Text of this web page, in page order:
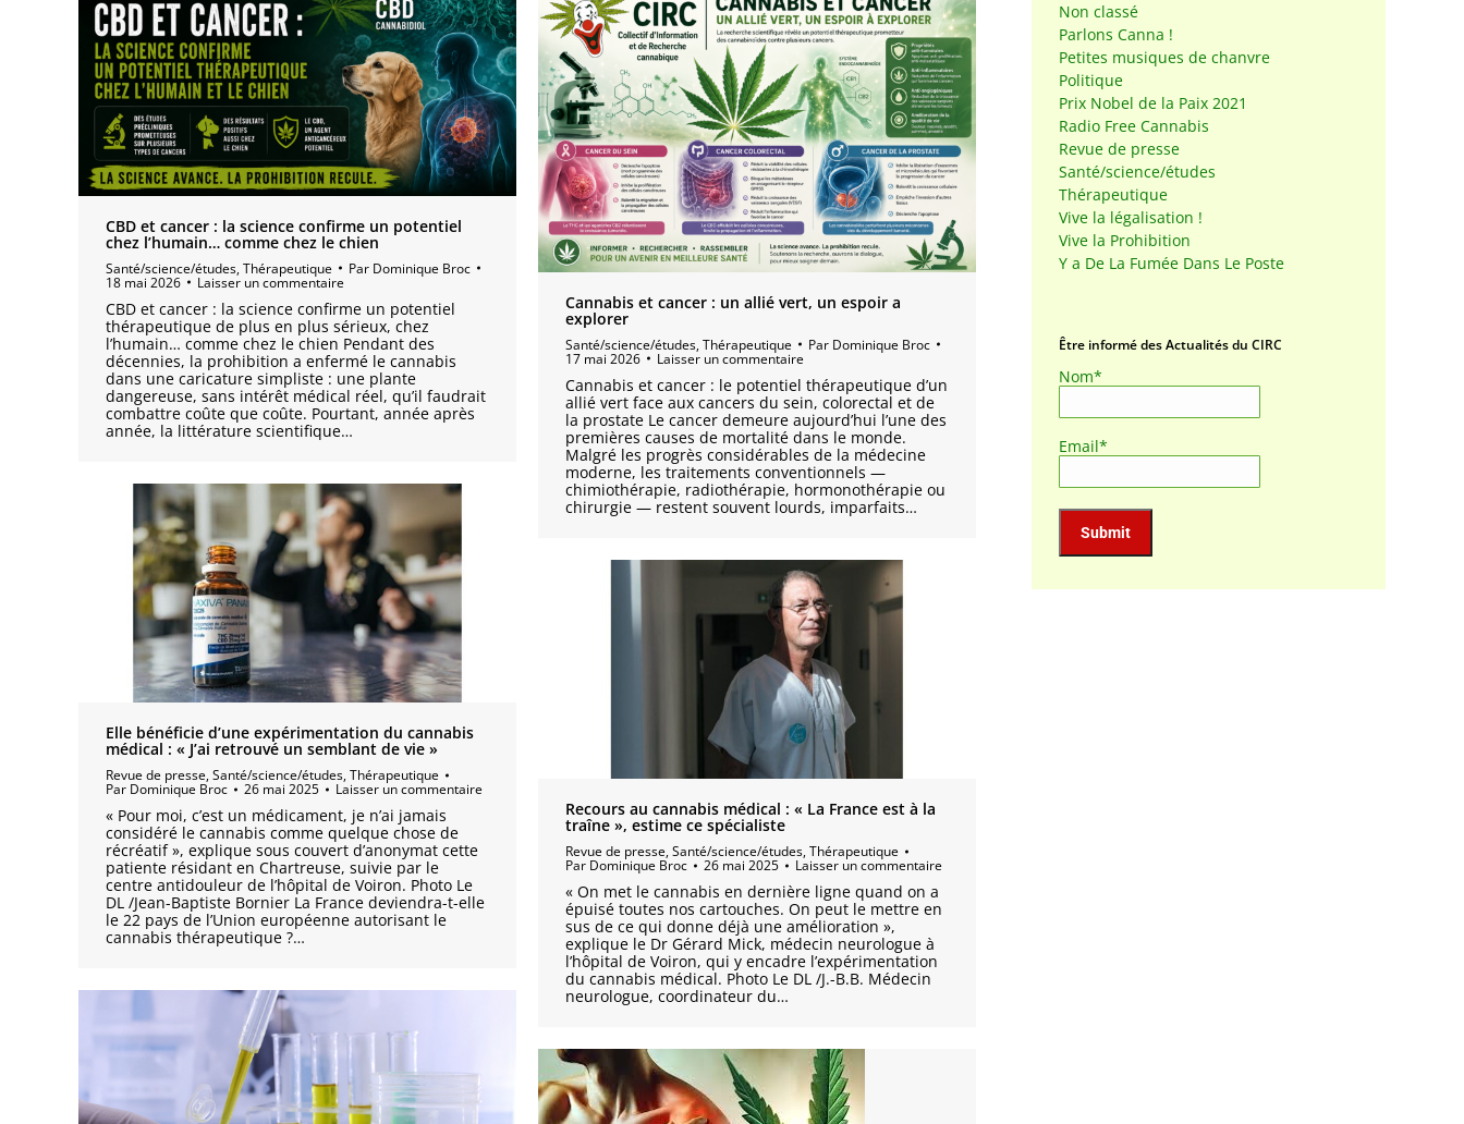
CBD et cancer : la science confirme un potentiel
chez l’humain… comme chez le chien
Santé/science/études,Thérapeutique Par Dominique Broc
18 mai 2026 Laisser un commentaire
CBD et cancer : la science confirme un potentiel
thérapeutique de plus en plus sérieux, chez
l’humain… comme chez le chien Pendant des
décennies, la prohibition a enfermé le cannabis
dans une caricature simpliste : une plante
dangereuse, sans intérêt médical réel, qu’il faudrait
combattre coûte que coûte. Pourtant, année après
année, la littérature scientifique…
Cannabis et cancer : un allié vert, un espoir a
explorer
Santé/science/études,Thérapeutique Par Dominique Broc
17 mai 2026 Laisser un commentaire
Cannabis et cancer : le potentiel thérapeutique d’un
allié vert face aux cancers du sein, colorectal et de
la prostate Le cancer demeure aujourd’hui l’une des
premières causes de mortalité dans le monde.
Malgré les progrès considérables de la médecine
moderne, les traitements conventionnels —
chimiothérapie, radiothérapie, hormonothérapie ou
chirurgie — restent souvent lourds, imparfaits…
Elle bénéficie d’une expérimentation du cannabis
médical : « J’ai retrouvé un semblant de vie »
Revue de presse,Santé/science/études,Thérapeutique
Par Dominique Broc 26 mai 2025 Laisser un commentaire
« Pour moi, c’est un médicament, je n’ai jamais
considéré le cannabis comme quelque chose de
récréatif », explique sous couvert d’anonymat cette
patiente résidant en Chartreuse, suivie par le
centre antidouleur de l’hôpital de Voiron. Photo Le
DL /Jean-Baptiste Bornier La France deviendra-t-elle
le 22 pays de l’Union européenne autorisant le
cannabis thérapeutique ?…
Recours au cannabis médical : « La France est à la
traîne », estime ce spécialiste
Revue de presse,Santé/science/études,Thérapeutique
Par Dominique Broc 26 mai 2025 Laisser un commentaire
« On met le cannabis en dernière ligne quand on a
épuisé toutes nos cartouches. On peut le mettre en
sus de ce qui donne déjà une amélioration »,
explique le Dr Gérard Mick, médecin neurologue à
l’hôpital de Voiron, qui y encadre l’expérimentation
du cannabis médical. Photo Le DL /J.-B.B. Médecin
neurologue, coordinateur du…
Non classé
Parlons Canna !
Petites musiques de chanvre
Politique
Prix Nobel de la Paix 2021
Radio Free Cannabis
Revue de presse
Santé/science/études
Thérapeutique
Vive la légalisation !
Vive la Prohibition
Y a De La Fumée Dans Le Poste
Être informé des Actualités du CIRC
Nom*
Email*